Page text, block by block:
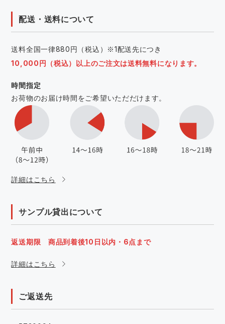
配送・送料について
送料全国一律880円（税込）※1配送先につき
10,000円（税込）以上のご注文は送料無料になります。
時間指定
お荷物のお届け時間をご希望いただだけます。
詳細はこちら
サンプル貸出について
返送期限 商品到着後10日以内・6点まで
詳細はこちら
ご返送先